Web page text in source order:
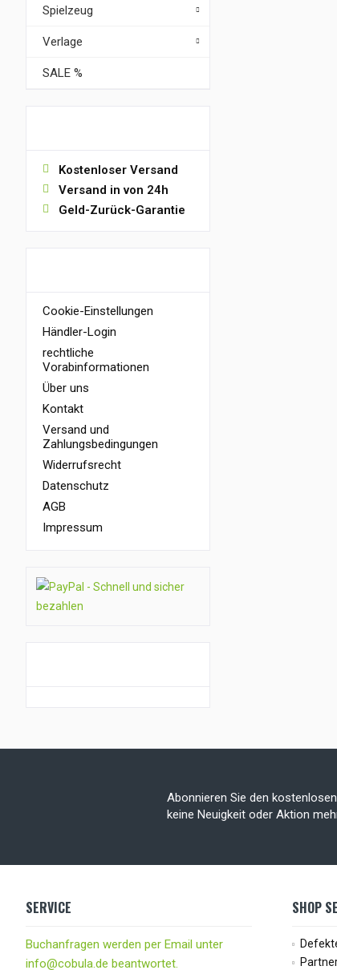
Spielzeug
Verlage
SALE %
Kostenloser Versand
Versand in von 24h
Geld-Zurück-Garantie
Cookie-Einstellungen
Händler-Login
rechtliche
Vorabinformationen
Über uns
Kontakt
Versand und
Zahlungsbedingungen
Widerrufsrecht
Datenschutz
AGB
Impressum
Abonnieren Sie den
keine Neuigkeit oder Aktion
SERVICE
Buchanfragen werden per Email unter
info@cobula.de beantwortet.
SHOP